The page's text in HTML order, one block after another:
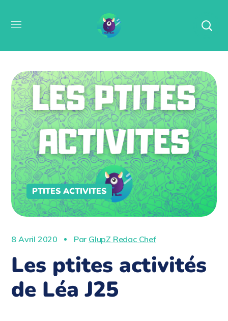
PTITES ACTIVITES
8 Avril 2020 Par GlupZ Redac Chef
Les ptites activités
de Léa J25